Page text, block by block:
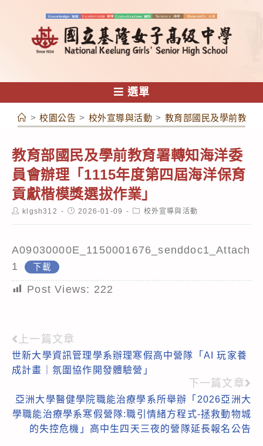
容
選單
> 校園公告 > 校外宣導與活動 > 教育部國民及學前教育
教育部國民及學前教育署轉知海洋委
員會辦理「1115年度第四屆海洋保育
貢獻楷模獎選拔作業」
Postklgsh312
Post2026-01-09
Post校外宣導與活動
A09030000E_1150001676_senddoc1_Attach
1
下載
Post Views: 222
Read
more
上一篇文章
世新大學資訊管理學系辦理寒假高中營隊「AI 玩家養
成計畫｜氛圍協作開發體驗營」
下一篇文章
亞洲大學醫健學院職能治療學系所舉辦「2026亞洲大
學職能治療學系寒假營隊:職引情緒方程式-拯救動物城
的失控危機」高中生四天三夜的營隊延長報名公告